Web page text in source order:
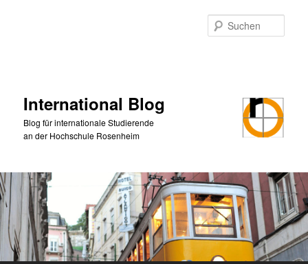
International Blog
Blog für internationale Studierende
an der Hochschule Rosenheim